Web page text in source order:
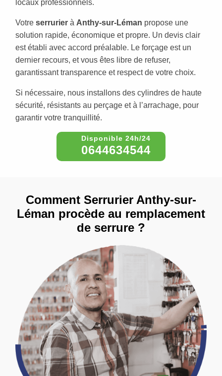
locaux professionnels.
Votre serrurier à Anthy-sur-Léman propose une
solution rapide, économique et propre. Un devis clair
est établi avec accord préalable. Le forçage est un
dernier recours, et vous êtes libre de refuser,
garantissant transparence et respect de votre choix.
Si nécessaire, nous installons des cylindres de haute
sécurité, résistants au perçage et à l’arrachage, pour
garantir votre tranquillité.
0644634544
Comment Serrurier Anthy-sur-
Léman procède au remplacement
de serrure ?